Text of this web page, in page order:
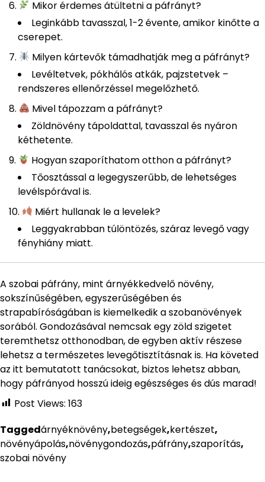
Mikor érdemes átültetni a páfrányt?
Leginkább tavasszal, 1-2 évente, amikor kinőtte a
cserepet.
Milyen kártevők támadhatják meg a páfrányt?
Levéltetvek, pókhálós atkák, pajzstetvek –
rendszeres ellenőrzéssel megelőzhető.
Mivel tápozzam a páfrányt?
Zöldnövény tápoldattal, tavasszal és nyáron
kéthetente.
Hogyan szaporíthatom otthon a páfrányt?
Tőosztással a legegyszerűbb, de lehetséges
levélspórával is.
Miért hullanak le a levelek?
Leggyakrabban túlöntözés, száraz levegő vagy
fényhiány miatt.
A szobai páfrány, mint árnyékkedvelő növény,
sokszínűségében, egyszerűségében és
strapabíróságában is kiemelkedik a szobanövények
sorából. Gondozásával nemcsak egy zöld szigetet
teremthetsz otthonodban, de egyben aktív részese
lehetsz a természetes levegőtisztításnak is. Ha követed
az itt bemutatott tanácsokat, biztos lehetsz abban,
hogy páfrányod hosszú ideig egészséges és dús marad!
Post Views: 163
Taggedárnyéknövény,betegségek,kertészet,
növényápolás,növénygondozás,páfrány,szaporítás,
szobai növény